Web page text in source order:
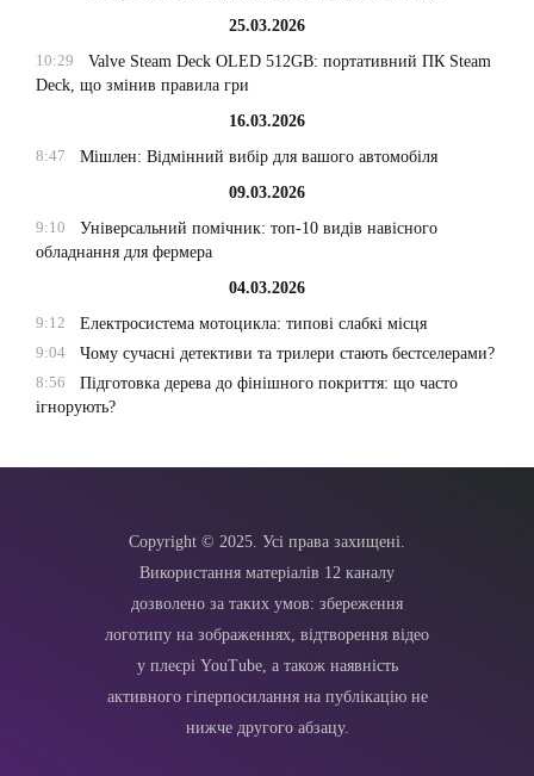
25.03.2026
10:29
Valve Steam Deck OLED 512GB: портативний ПК Steam
Deck, що змінив правила гри
16.03.2026
8:47
Мішлен: Відмінний вибір для вашого автомобіля
09.03.2026
9:10
Універсальний помічник: топ-10 видів навісного
обладнання для фермера
04.03.2026
9:12
Електросистема мотоцикла: типові слабкі місця
9:04
Чому сучасні детективи та трилери стають бестселерами?
8:56
Підготовка дерева до фінішного покриття: що часто
ігнорують?
Copyright © 2025. Усі права захищені.
Використання матеріалів 12 каналу
дозволено за таких умов: збереження
логотипу на зображеннях, відтворення відео
у плеєрі YouTube, а також наявність
активного гіперпосилання на публікацію не
нижче другого абзацу.